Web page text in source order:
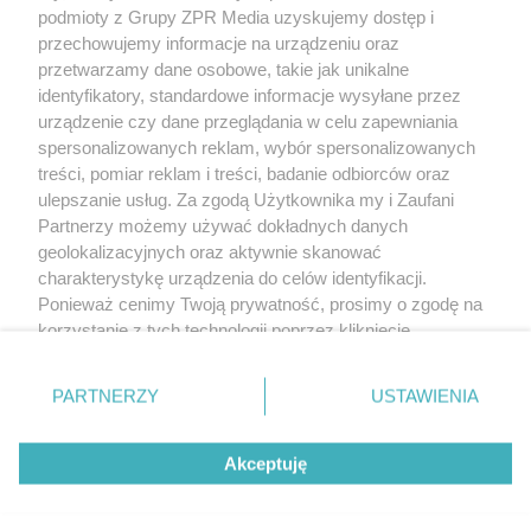
rozpowszechniany lub dalej rozpowszechniany w jakikolwiek sposób (w
tym także elektroniczny lub mechaniczny) na jakimkolwiek polu
eksploatacji w jakiejkolwiek formie, włącznie z umieszczaniem w Internecie
bez pisemnej zgody właściciela praw. Jakiekolwiek użycie lub
wykorzystanie utworów w całości lub w części z naruszeniem prawa, tzn.
bez właściwej zgody, jest zabronione pod groźbą kary i może być ścigane
prawnie.
O nas
podmioty z Grupy ZPR Media uzyskujemy dostęp i
przechowujemy informacje na urządzeniu oraz
przetwarzamy dane osobowe, takie jak unikalne
identyfikatory, standardowe informacje wysyłane przez
urządzenie czy dane przeglądania w celu zapewniania
spersonalizowanych reklam, wybór spersonalizowanych
treści, pomiar reklam i treści, badanie odbiorców oraz
ulepszanie usług. Za zgodą Użytkownika my i Zaufani
Partnerzy możemy używać dokładnych danych
geolokalizacyjnych oraz aktywnie skanować
charakterystykę urządzenia do celów identyfikacji.
Ponieważ cenimy Twoją prywatność, prosimy o zgodę na
korzystanie z tych technologii poprzez kliknięcie
zmienić/wycofać klikając przycisk ustawień prywatności
znajdujący się w lewym dolnym rogu strony
rodzaje przetwarzania danych nie wymagają zgody
użytkownika, ale masz prawo sprzeciwić się takiemu
przetwarzaniu. Preferencje będą miały zastosowanie tylko
PARTNERZY USTAWIENIA
Akceptuję